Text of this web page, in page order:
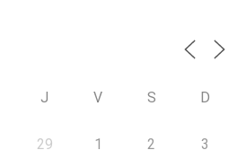
J V S D
29 1 2 3